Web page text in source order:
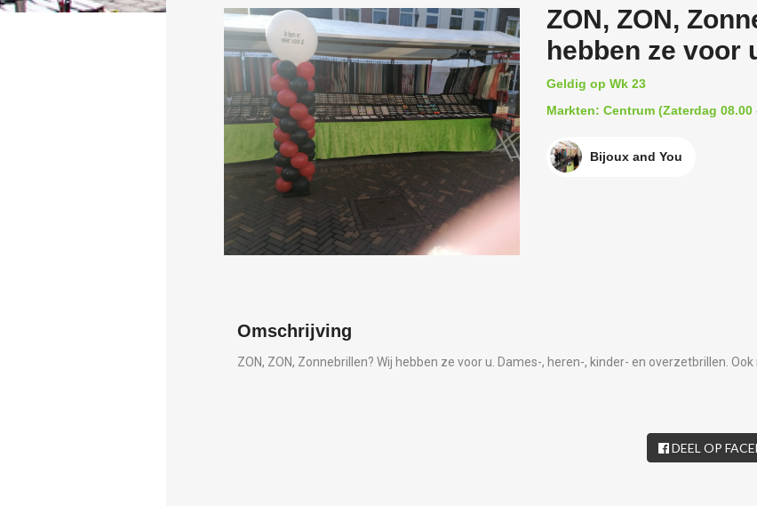
ZON, ZON,
hebben ze voor
Geldig op Wk 23
Markten: Centrum (Zaterdag 08.00
Bijoux and You
Omschrijving
ZON, ZON, Zonnebrillen? Wij hebben ze voor u. Dames-, heren-, kinder- en overzetbrillen.
DEEL OP